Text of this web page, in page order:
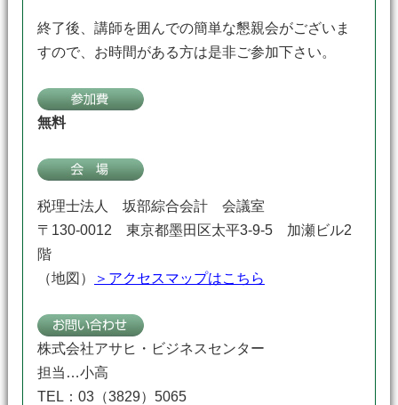
終了後、講師を囲んでの簡単な懇親会がございま
すので、お時間がある方は是非ご参加下さい。
無料
税理士法人 坂部綜合会計 会議室
〒130-0012 東京都墨田区太平3-9-5 加瀬ビル2
階
（地図）
＞アクセスマップはこちら
株式会社アサヒ・ビジネスセンター
担当…小高
TEL：03（3829）5065